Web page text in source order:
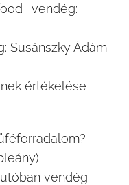
vendég:
Susánszky Ádám
értékelése
vendég: